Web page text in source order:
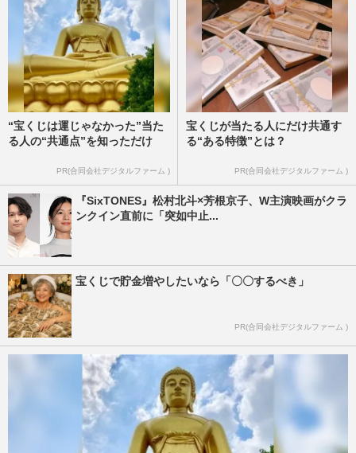
“宝くじは運じゃなかった”当た
る人の“共通点”を知っただけ
PR(合同会社デジタルファーム )
宝くじが当たる人にだけ共通す
る“ある特徴”とは？
PR(合同会社デジタルファーム )
『SixTONES』松村北斗×芳根京子、W主演映画がクラ
ンクイン直前に「突如中止...
宝くじで貯金増やしたいなら「〇〇するべき」
PR(合同会社デジタルファーム )